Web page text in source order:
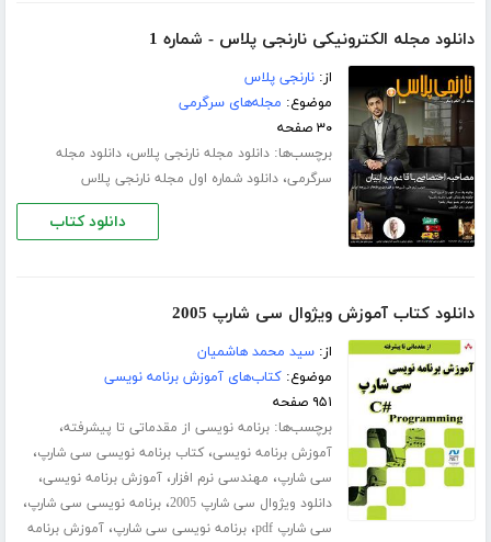
دانلود مجله الکترونیکی نارنجی پلاس - شماره 1
از:نارنجی پلاس
موضوع: مجله‌های سرگرمی
۳۰ صفحه
برچسب‌ها:دانلود مجله نارنجی پلاس،دانلود مجله
سرگرمی،دانلود شماره اول مجله نارنجی پلاس
دانلود کتاب
دانلود کتاب آموزش ویژوال سی شارپ 2005
از:سید محمد هاشمیان
موضوع:کتاب‌های آموزش برنامه نویسی
۹۵۱ صفحه
برچسب‌ها:برنامه نویسی از مقدماتی تا پیشرفته،
آموزش برنامه نویسی،کتاب برنامه نویسی سی شارپ،
سی شارپ، مهندسی نرم افزار،آموزش برنامه نویسی،
دانلود ویژوال سی شارپ 2005 ،برنامه نویسی سی شارپ،
سی شارپ pdf ،برنامه نویسی سی شارپ،آموزش برنامه